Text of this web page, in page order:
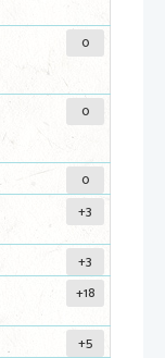
0
0
0
+3
+3
+18
+5